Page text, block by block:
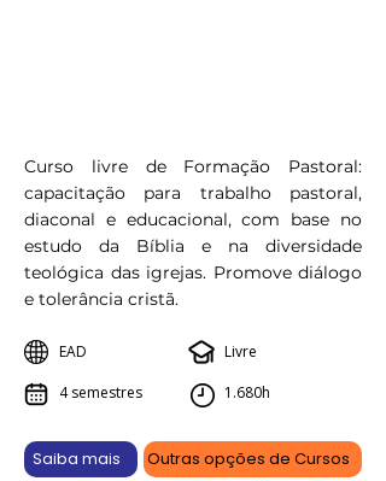
Curso livre de Formação Pastoral:
capacitação para trabalho pastoral,
diaconal e educacional, com base no
estudo da Bíblia e na diversidade
teológica das igrejas. Promove diálogo
e tolerância cristã.
EAD
4 semestres
Livre
1.680h
Saiba mais Outras opções de Cursos